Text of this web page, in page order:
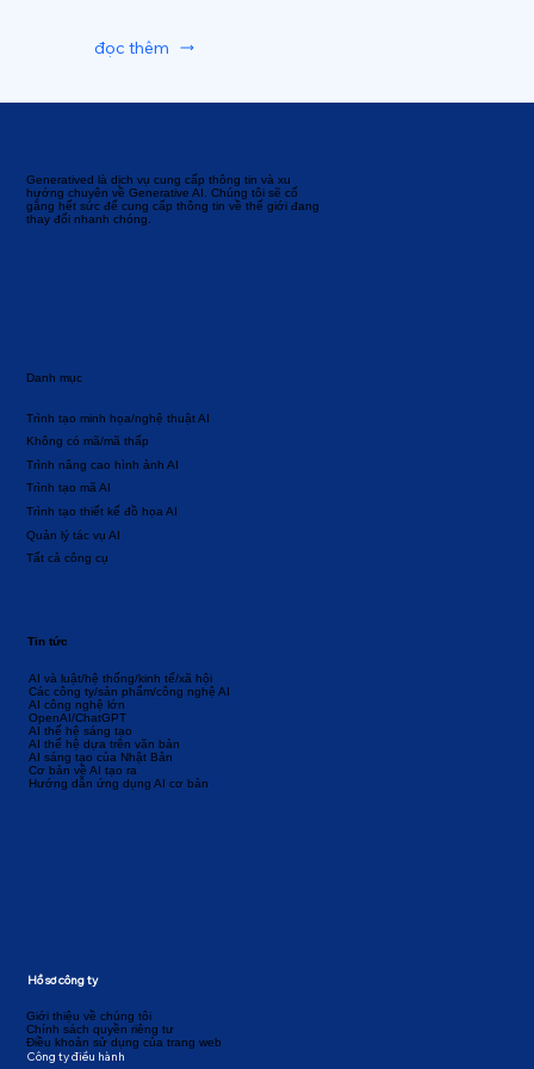
Generatived là dịch vụ cung cấp thông tin và xu
hướng chuyên về Generative AI. Chúng tôi sẽ cố
gắng hết sức để cung cấp thông tin về thế giới đang
thay đổi nhanh chóng.
Danh mục
Tất cả công cụ
Quản lý tác vụ AI
Trình tạo thiết kế đồ họa AI
Không có mã/mã thấp
Trình tạo mã AI
Trình nâng cao hình ảnh AI
Trình tạo minh họa/nghệ thuật AI
AI và luật/hệ thống/kinh tế/xã hội
Các công ty/sản phẩm/công nghệ AI
AI công nghệ lớn
OpenAI/ChatGPT
AI thế hệ sáng tạo
AI thế hệ dựa trên văn bản
AI sáng tạo của Nhật Bản
Cơ bản về AI tạo ra
Hướng dẫn ứng dụng AI cơ bản
Tin tức
Giới thiệu về chúng tôi
Chính sách quyền riêng tư
Điều khoản sử dụng của trang web
Công ty điều hành
Hồ sơ công ty
đọc thêm